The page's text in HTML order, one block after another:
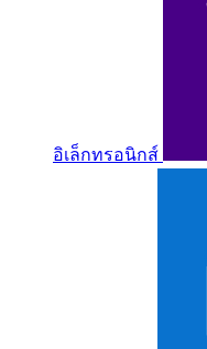
อิเล็กทรอนิกส์